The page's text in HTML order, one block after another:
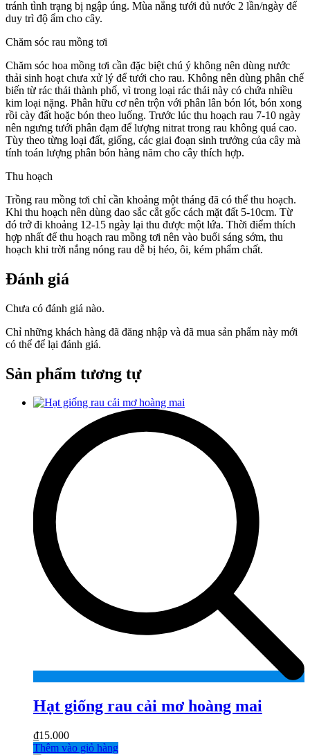
tránh tình trạng bị ngập úng. Mùa nắng tưới đủ nước 2 lần/ngày để
duy trì độ ẩm cho cây.
Chăm sóc rau mồng tơi
Chăm sóc hoa mồng tơi cần đặc biệt chú ý không nên dùng nước
thải sinh hoạt chưa xử lý để tưới cho rau. Không nên dùng phân chế
biến từ rác thải thành phố, vì trong loại rác thải này có chứa nhiều
kim loại nặng. Phân hữu cơ nên trộn với phân lân bón lót, bón xong
rồi cày đất hoặc bón theo luống. Trước lúc thu hoạch rau 7-10 ngày
nên ngưng tưới phân đạm để lượng nitrat trong rau không quá cao.
Tùy theo từng loại đất, giống, các giai đoạn sinh trưởng của cây mà
tính toán lượng phân bón hàng năm cho cây thích hợp.
Thu hoạch
Trồng rau mồng tơi chỉ cần khoảng một tháng đã có thể thu hoạch.
Khi thu hoạch nên dùng dao sắc cắt gốc cách mặt đất 5-10cm. Từ
đó trở đi khoảng 12-15 ngày lại thu được một lứa. Thời điểm thích
hợp nhất để thu hoạch rau mồng tơi nên vào buổi sáng sớm, thu
hoạch khi trời nắng nóng rau dễ bị héo, ôi, kém phẩm chất.
Đánh giá
Chưa có đánh giá nào.
Chỉ những khách hàng đã đăng nhập và đã mua sản phẩm này mới
có thể để lại đánh giá.
Sản phẩm tương tự
Hạt giống rau cải mơ hoàng mai
₫15.000
Thêm vào giỏ hàng